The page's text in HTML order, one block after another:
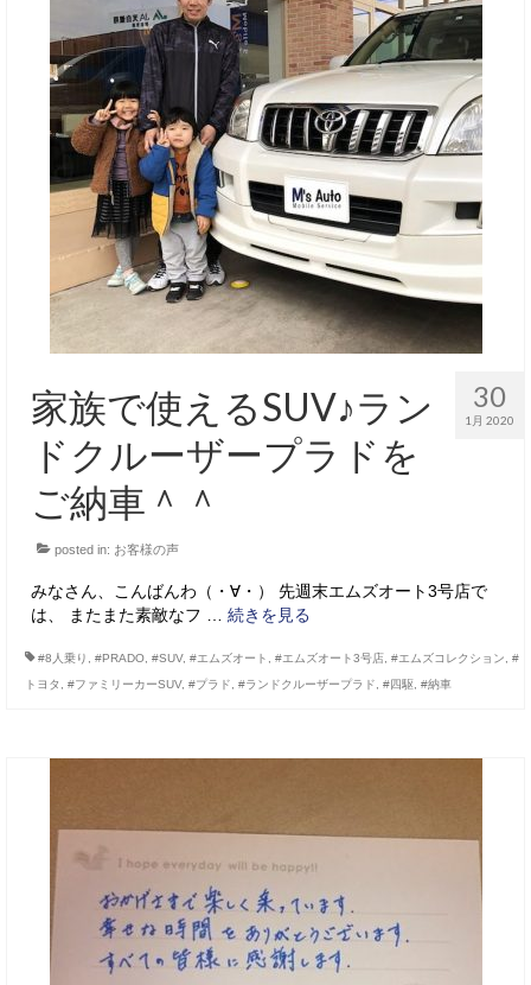
30
1月 2020
家族で使えるSUV♪ラン
ドクルーザープラドを
ご納車＾＾
posted in: お客様の声
みなさん、こんばんわ（・∀・） 先週末エムズオート3号店で
は、 またまた素敵なフ … 続きを見る
#8人乗り #PRADO #SUV, #エムズオート #エムズオート3号店 #エムズコレクション
#
トヨタ
#ファミリーカーSUV, #プラド #ランドクルーザープラド #四駆 #納車